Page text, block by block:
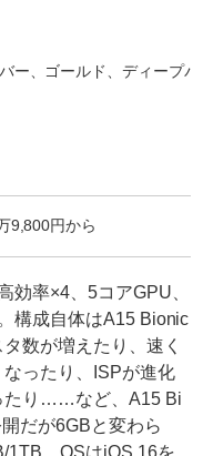
ー、ゴールド、ディープパ
9,800円から
率×4、5コアGPU、
構成自体はA15 Bionic
数が増えたり、速く
ったり、ISPが進化
たり……など、A15 Bi
だが6GBと変わら
1TB。OSはiOS 16を